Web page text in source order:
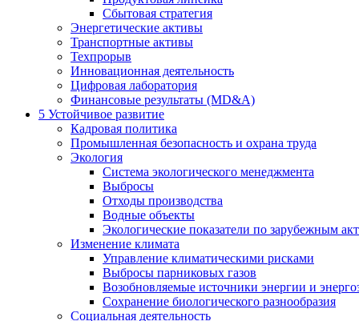
Сбытовая стратегия
Энергетические активы
Транспортные активы
Техпрорыв
Инновационная деятельность
Цифровая лаборатория
Финансовые результаты (MD&A)
5 Устойчивое развитие
Кадровая политика
Промышленная безопасность и охрана труда
Экология
Система экологического менеджмента
Выбросы
Отходы производства
Водные объекты
Экологические показатели по зарубежным
Изменение климата
Управление климатическими рисками
Выбросы парниковых газов
Возобновляемые источники энергии и
Сохранение биологического разнообразия
Социальная деятельность